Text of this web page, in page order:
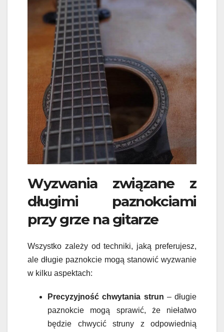
Wyzwania związane z
długimi paznokciami
przy grze na gitarze
Wszystko zależy od techniki, jaką preferujesz,
ale długie paznokcie mogą stanowić wyzwanie
w kilku aspektach:
Precyzyjność chwytania strun – długie
paznokcie mogą sprawić, że niełatwo
będzie chwycić struny z odpowiednią